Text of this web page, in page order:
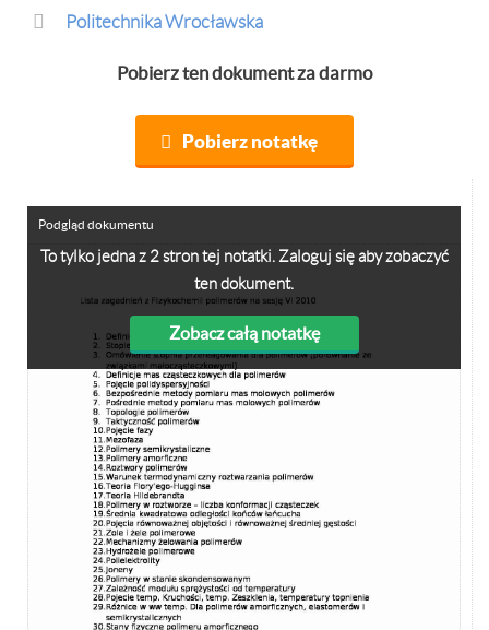
Politechnika Wrocławska
Pobierz ten dokument za darmo
Pobierz notatkę
To tylko jedna z 2 stron tej notatki. Zaloguj się aby zobaczyć
ten dokument.
Zobacz całą notatkę
Podgląd dokumentu